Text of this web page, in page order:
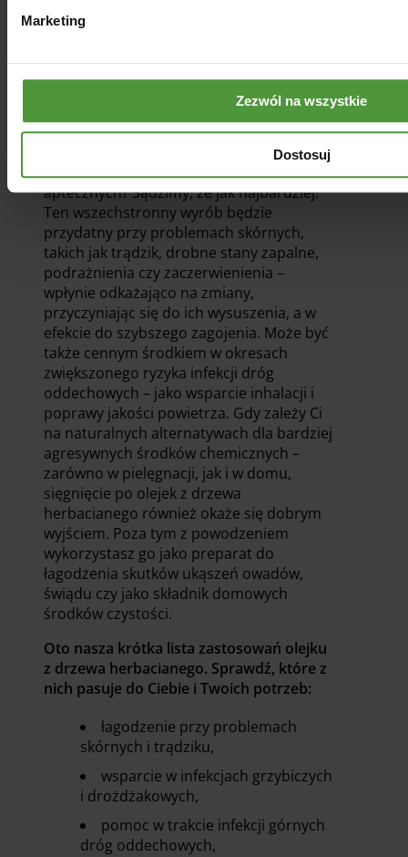
Marketing
Zezwól na wszystkie
Dostosuj
Kiedy warto sięgnąć po olejek z drzewa
Wiesz już, czym jest olejek eteryczny z
drzewa herbacianego, na co pomaga oraz
jak go dawkować. Ale kiedy warto po
niego sięgać? I czy jest to wręcz must
have w zapasach kosmetyczno-
aptecznych? Sądzimy, że jak najbardziej!
Ten wszechstronny wyrób będzie
przydatny przy problemach skórnych,
takich jak trądzik, drobne stany zapalne,
podrażnienia czy zaczerwienienia –
wpłynie odkażająco na zmiany,
przyczyniając się do ich wysuszenia, a w
efekcie do szybszego zagojenia. Może być
także cennym środkiem w okresach
zwiększonego ryzyka infekcji dróg
oddechowych – jako wsparcie inhalacji i
poprawy jakości powietrza. Gdy zależy Ci
na naturalnych alternatywach dla bardziej
agresywnych środków chemicznych –
zarówno w pielęgnacji, jak i w domu,
sięgnięcie po olejek z drzewa
herbacianego również okaże się dobrym
wyjściem. Poza tym z powodzeniem
wykorzystasz go jako preparat do
łagodzenia skutków ukąszeń owadów,
świądu czy jako składnik domowych
środków czystości.
Oto nasza krótka lista zastosowań olejku
z drzewa herbacianego. Sprawdź, które z
nich pasuje do Ciebie i Twoich potrzeb:
łagodzenie przy problemach
skórnych i trądziku,
wsparcie w infekcjach grzybiczych
i drożdżakowych,
pomoc w trakcie infekcji górnych
dróg oddechowych,